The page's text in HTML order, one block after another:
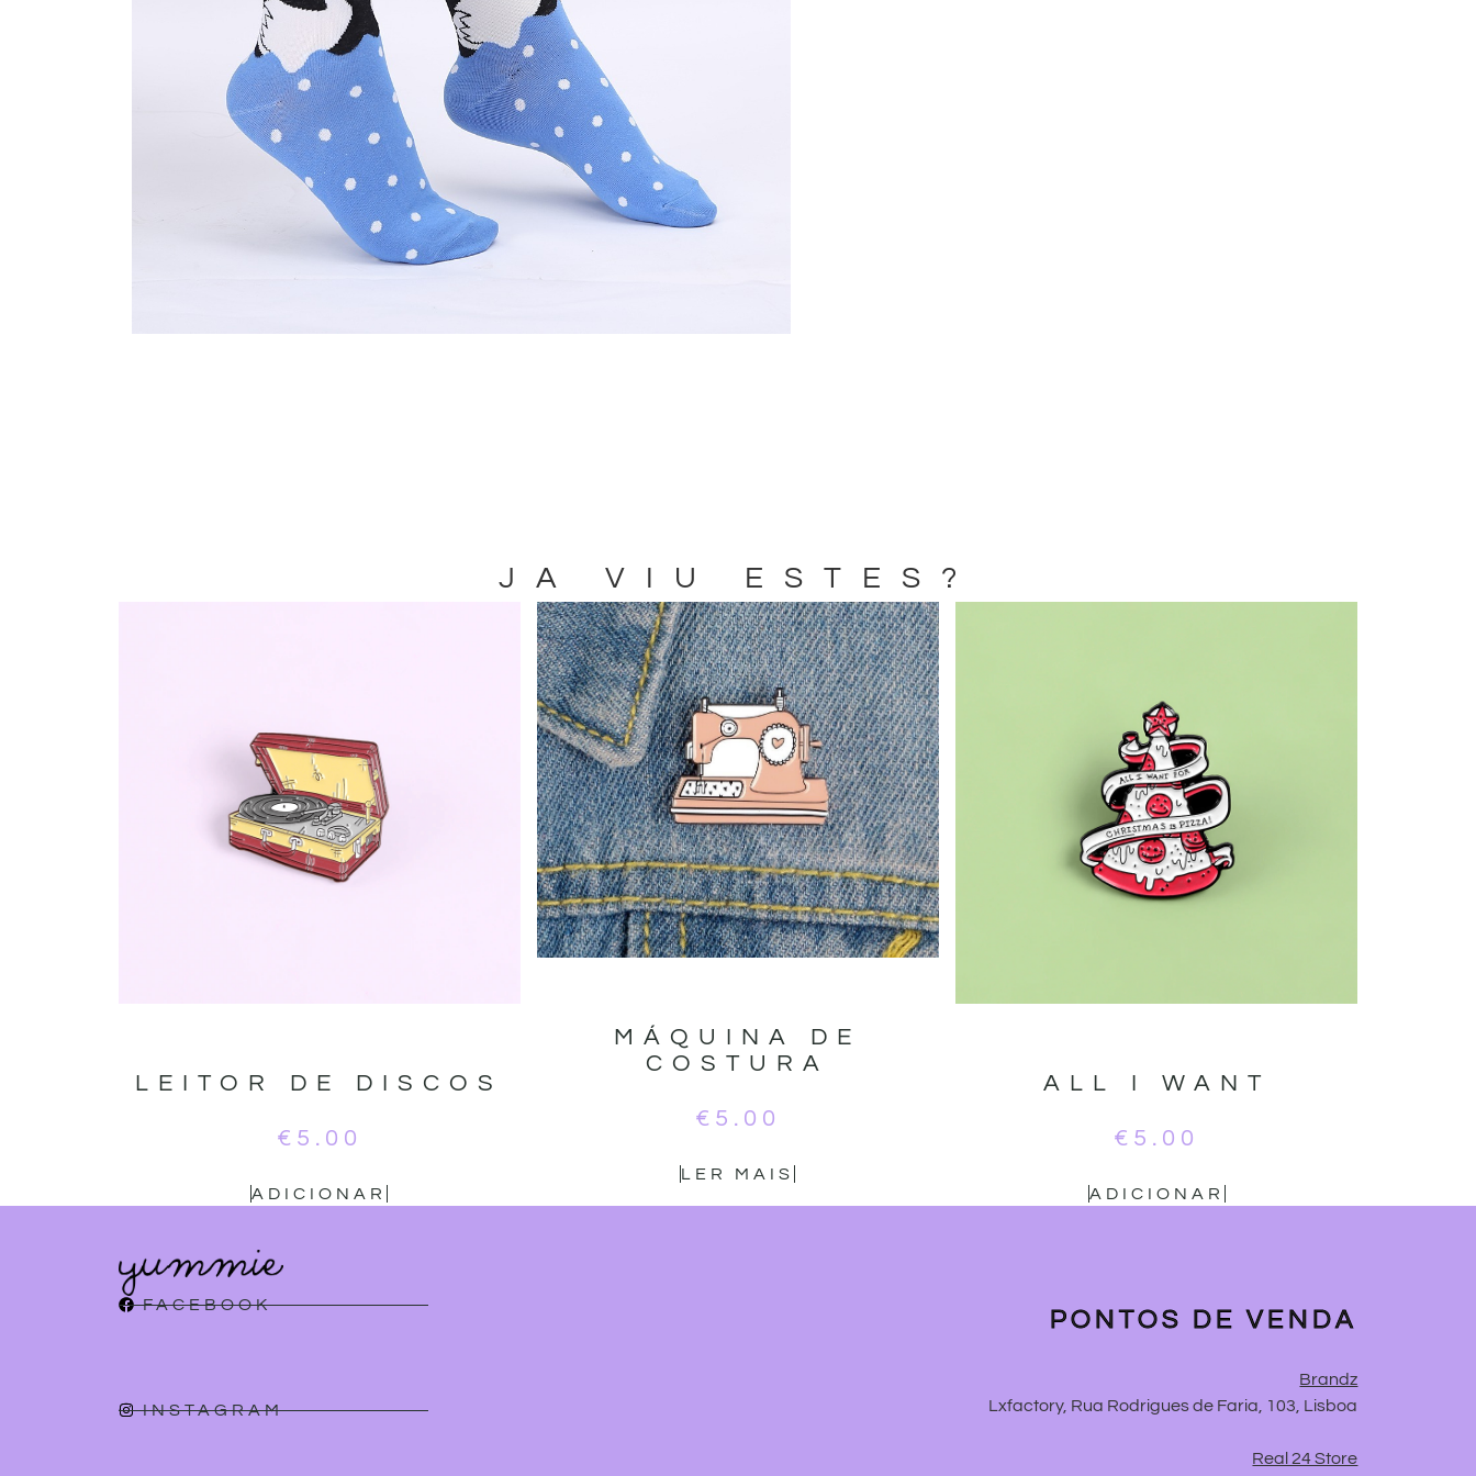
JA VIU ESTES?
LEITOR DE DISCOS
€ 5.00
ADICIONAR
MÁQUINA DE
COSTURA
€ 5.00
LER MAIS
ALL I WANT
€ 5.00
ADICIONAR
FACEBOOK
INSTAGRAM
PONTOS DE VENDA
Brandz
Lxfactory, Rua Rodrigues de Faria, 103, Lisboa
Real 24 Store